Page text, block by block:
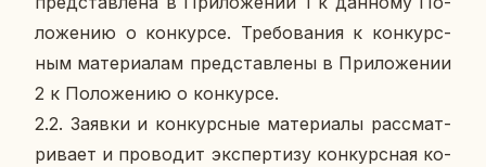
ло­же­нию о кон­кур­се. Тре­бо­ва­ния к кон­курс­
ным ма­те­ри­а­лам пред­став­ле­ны в При­ло­же­нии
2 к По­ло­же­нию о кон­кур­се.
2.2. Заявки и кон­курс­ные ма­те­ри­а­лы рас­смат­
ри­ва­ет и про­во­дит экс­пер­ти­зу кон­курс­ная ко­